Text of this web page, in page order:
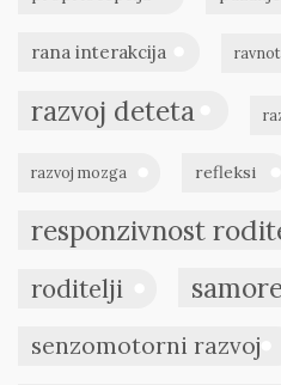
rana interakcija
razvoj deteta
razvoj mozga refleksi
responzivnost
roditelji
senzomotorni razvoj